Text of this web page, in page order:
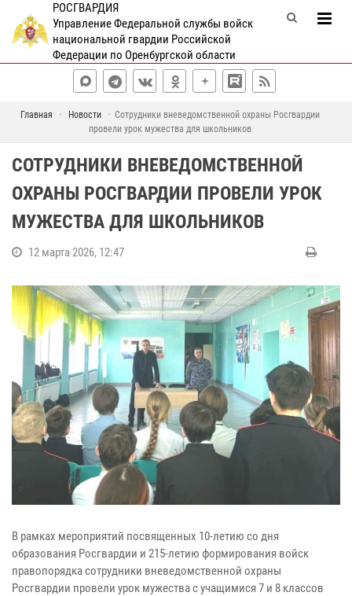
РОСГВАРДИЯ
Управление Федеральной службы войск
национальной гвардии Российской
Федерации по Оренбургской области
Главная Новости
Сотрудники вневедомственной охраны Росгвардии
провели урок мужества для школьников
СОТРУДНИКИ ВНЕВЕДОМСТВЕННОЙ
ОХРАНЫ РОСГВАРДИИ ПРОВЕЛИ УРОК
МУЖЕСТВА ДЛЯ ШКОЛЬНИКОВ
12 марта 2026, 12:47
В рамках мероприятий посвященных 10-летию со дня
образования Росгвардии и 215-летию формирования войск
правопорядка сотрудники вневедомственной охраны
Росгвардии провели урок мужества с учащимися 7 и 8 классов